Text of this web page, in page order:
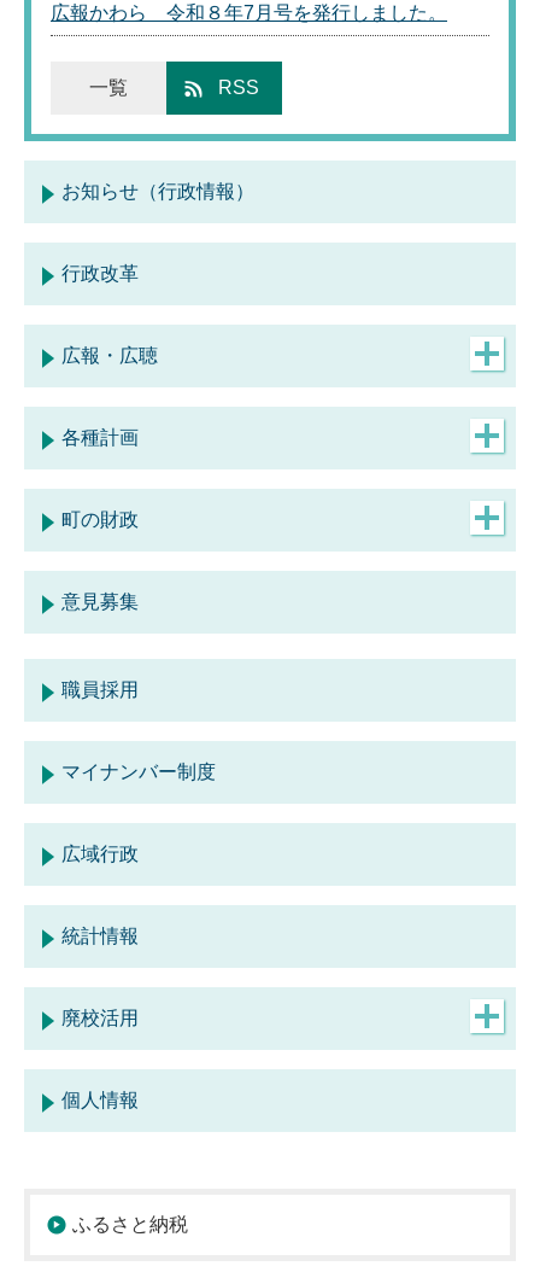
広報かわら 令和８年7月号を発行しました。
一覧 RSS
お知らせ（行政情報）
行政改革
広報・広聴
お知らせ（広報・広聴）
広報かわら
「広報・広聴」のページ一覧
各種計画
社会資本総合整備計画
都市計画
「各種計画」のページ一覧
町の財政
予算
財政状況資料
「町の財政」のページ一覧
意見募集
職員採用
マイナンバー制度
広域行政
統計情報
廃校活用
グランドビジョン
「廃校活用」のページ一覧
個人情報
ふるさと納税